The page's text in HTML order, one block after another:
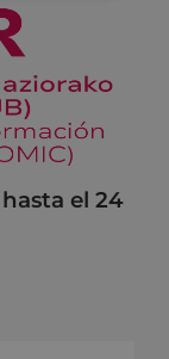
el 24